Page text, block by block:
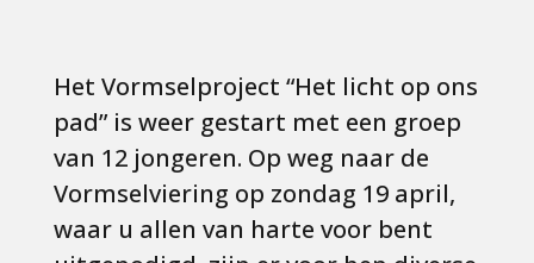
Het Vormselproject “Het licht op ons
pad” is weer gestart met een groep
van 12 jongeren. Op weg naar de
Vormselviering op zondag 19 april,
waar u allen van harte voor bent